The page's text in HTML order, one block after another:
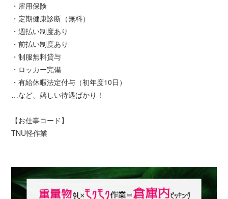
・雇用保険
・定期健康診断（無料）
・週払い制度あり
・前払い制度あり
・制服無料貸与
・ロッカー完備
・有給休暇法定付与（初年度10日）
…など、嬉しい待遇ばかり！
【お仕事コード】
TNU軽作業